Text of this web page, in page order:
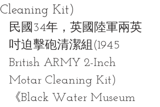
Cleaning Kit)
民國34年，英國陸軍兩英
吋迫擊砲清潔組(1945
British ARMY 2-Inch
Motar Cleaning Kit)
《Black Water Museum